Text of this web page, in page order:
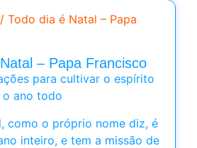
/ Todo dia é Natal – Papa
– Papa Francisco
para cultivar o espírito
o ano todo
como o próprio nome diz, é
inteiro, e tem a missão de